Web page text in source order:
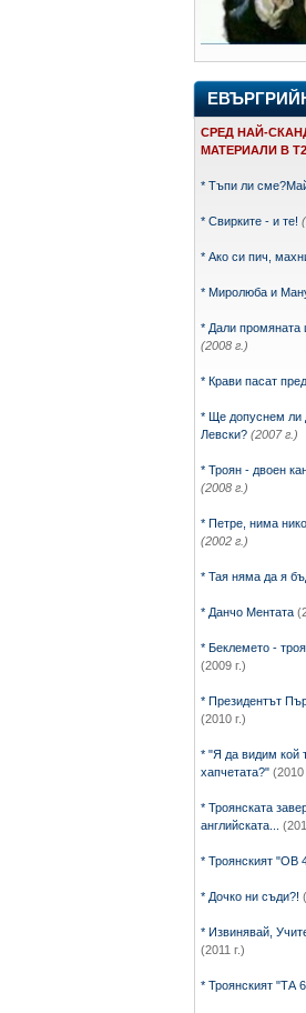
СРЕД НАЙ-
МАТЕРИАЛИ В
* Тъпи ли
* Свирките - и те!
* Ако си пич,
* Миролюба и
* Дали
(2008 г.)
* Крави пасат
* Ще допуснем ли
Левски? (2007 г.)
* Троян - двоен
(2008 г.)
* Петре, нима
(2002 г.)
* Тая няма да я
* Данчо Ментата
* Беклемето -
(2009 г.)
* Президентът
(2010 г.)
* "Я да видим кой
хапчетата?" (2010
* Троянската
английската...
* Троянският "ОВ
* Дочко ни съди?!
* Извинявай,
(2011 г.)
* Троянският "ТА